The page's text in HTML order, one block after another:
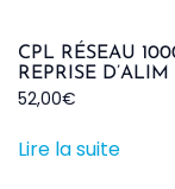
CPL RÉSEAU
REPRISE
52,00€
Lire la suite